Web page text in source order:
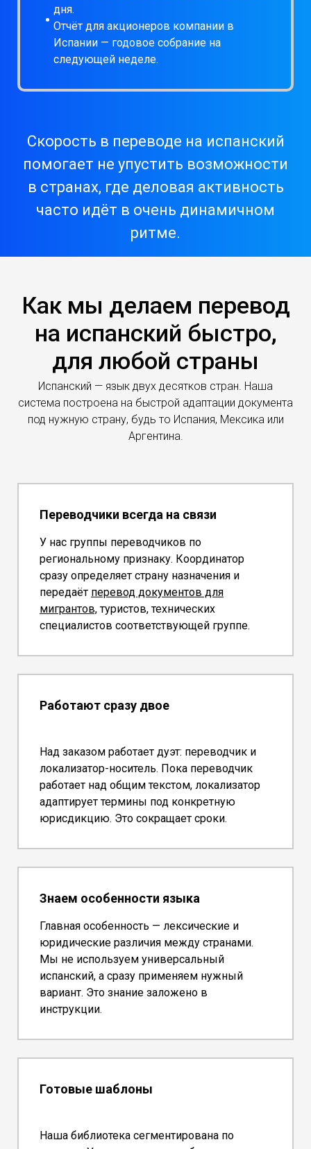
дня.
Отчёт для акционеров компании в
Испании — годовое собрание на
следующей неделе.
Скорость в переводе на испанский
помогает не упустить возможности
в странах, где деловая активность
часто идёт в очень динамичном
ритме.
Как мы делаем перевод
на испанский быстро,
для любой страны
Испанский — язык двух десятков стран. Наша
система построена на быстрой адаптации документа
под нужную страну, будь то Испания, Мексика или
Аргентина.
Переводчики всегда на связи
У нас группы переводчиков по
региональному признаку. Координатор
сразу определяет страну назначения и
передаёт перевод документов для
мигрантов,туристов, технических
специалистов соответствующей группе.
Работают сразу двое
Над заказом работает дуэт: переводчик и
локализатор-носитель. Пока переводчик
работает над общим текстом, локализатор
адаптирует термины под конкретную
юрисдикцию. Это сокращает сроки.
Знаем особенности языка
Главная особенность — лексические и
юридические различия между странами.
Мы не используем универсальный
испанский, а сразу применяем нужный
вариант. Это знание заложено в
инструкции.
Готовые шаблоны
Наша библиотека сегментирована по